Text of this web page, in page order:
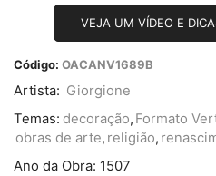
VEJA UM VÍDEO E
Código: OACANV1689B
Artista: Giorgione
Temas: decoração, Formato
obras de arte, religião,
Ano da Obra: 1507